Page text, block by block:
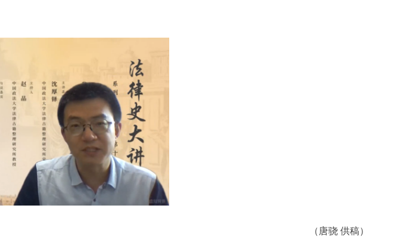
（唐骁 供稿）